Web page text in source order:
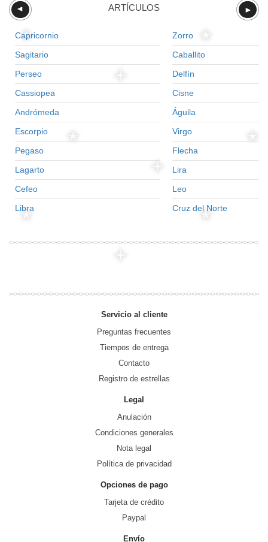
ARTÍCULOS ►
►
Capricornio
Sagitario
Perseo
Cassiopea
Andrómeda
Escorpio
Pegaso
Lagarto
Cefeo
Libra
Zorro
Caballito
Delfín
Cisne
Águila
Virgo
Flecha
Lira
Leo
Cruz del Norte
Servicio al cliente
Preguntas frecuentes
Tiempos de entrega
Contacto
Registro de estrellas
Legal
Anulación
Condiciones generales
Nota legal
Política de privacidad
Opciones de pago
Tarjeta de crédito
Paypal
Envío